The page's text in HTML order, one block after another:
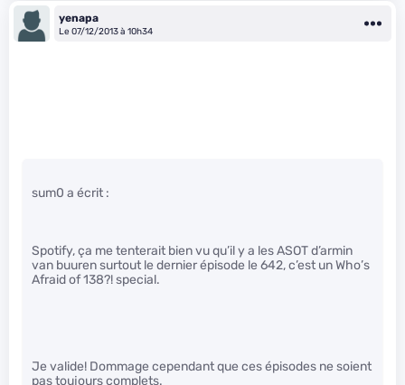
yenapa
Le 07/12/2013 à 10h34
sum0 a écrit :
Spotify, ça me tenterait bien vu qu’il y a les ASOT d’armin
van buuren surtout le dernier épisode le 642, c’est un Who’s
Afraid of 138?! special.
Je valide! Dommage cependant que ces épisodes ne soient
pas toujours complets.